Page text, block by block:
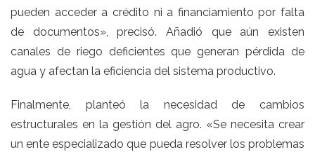
pueden acceder a crédito ni a financiamiento por falta
de documentos», precisó. Añadió que aún existen
canales de riego deficientes que generan pérdida de
agua y afectan la eficiencia del sistema productivo.
Finalmente, planteó la necesidad de cambios
estructurales en la gestión del agro. «Se necesita crear
un ente especializado que pueda resolver los problemas